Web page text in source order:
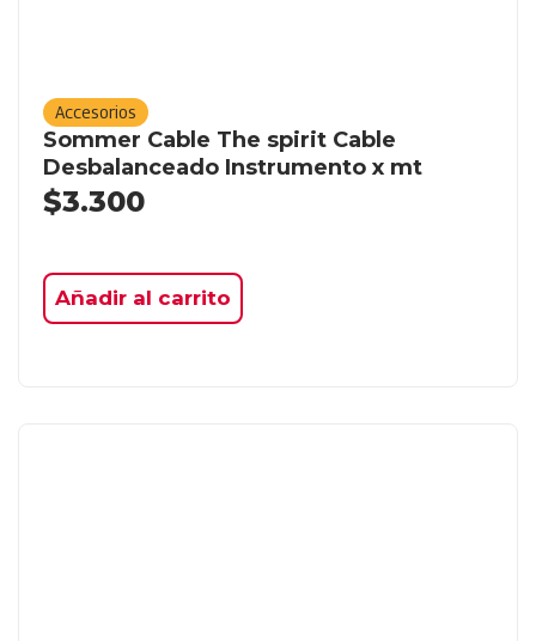
Accesorios
Sommer Cable The spirit Cable
Desbalanceado Instrumento x mt
$3.300
Añadir al carrito